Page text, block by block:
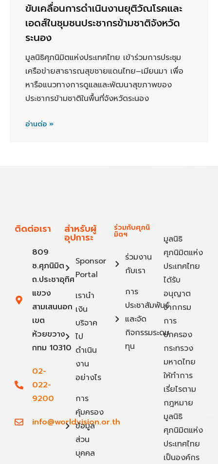
ขับเคลื่อนการดำเนินงานยุติวัณโรคและ
เอดส์ในชุมชนประชากรข้ามชาติจังหวัด
ระนอง
มูลนิธิศุภนิมิตแห่งประเทศไทย เข้าร่วมการประชุม
เครือข่ายสาธารณสุขชายแดนไทย–เมียนมา เพื่อ
หารือแนวทางการดูแลและพัฒนาสุขภาพของ
ประชากรข้ามชาติในพื้นที่จังหวัดระนอง
อ่านต่อ »
ติดต่อเรา
809
ซ.ศุภนิมิต
ถ.ประชาอุทิศ
แขวง
สามเสนนอก
เขต
ห้วยขวาง
กทม 10310
02-
022-
9200
info@worldvision.or.th
สำหรับผู้
อุปการะ
Sponsor
Portal
เรานำ
เงิน
บริจาค
ไป
ดำเนิน
งาน
อย่างไร
การ
คุ้มครอง
ข้อมูล
ส่วน
บุคคล
ร่วมกับศุภนิ
มิตฯ
ร่วมงาน
กับเรา
การ
ประชาสัมพันธ์
และจัด
กิจกรรมระดม
ทุน
มูลนิธิ
ศุภนิมิตแห่ง
ประเทศไทย
ได้รับ
อนุญาต
จากกรม
การ
ปกครอง
กระทรวง
มหาดไทย
ให้ทำการ
เรี่ยไรตาม
กฎหมาย
มูลนิธิ
ศุภนิมิตแห่ง
ประเทศไทย
เป็นองค์กร